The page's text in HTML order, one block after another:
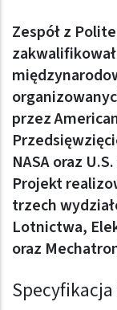
Zespół z
przez
NASA oraz
Projekt
trzech
Lotnictwa,
oraz